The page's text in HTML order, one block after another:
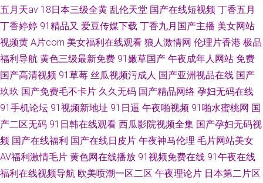
五月天av 18日本三级全黄 乱伦天堂 国产在线短视频 丁香五月
丁香婷婷 91精品又 爱豆传媒下载 丁香九月国产主播 美女网站
视频黄 A片com 美女福利在线观看 狼人激情网 伦理片香港 极品
福利导航 黄色三级最新免费 91嫩草国产 午夜成年人网站 免费
国产高清视频 91草莓 丝瓜视频污成人 国产亚洲视品在线 国产
玖玖 国产免费毛不卡片 久久无码 国产精品网络 孕妇无码在线
91手机论坛 91视频新地址 91日逼 午夜啪视频 91啪水蜜桃网 国
产二区无码 91日韩在线观看 西瓜影院视频全集 国产孕妇无码视
频 国产在线福利 国产在线日皮片 午夜神马伦理 毛片网站美女
AV福利激情毛片 黄色网在线播放 91视频免费在线 91午夜在线
福利在线视频导航 欧美喷潮一区二区 午夜理论片 日本第二片区